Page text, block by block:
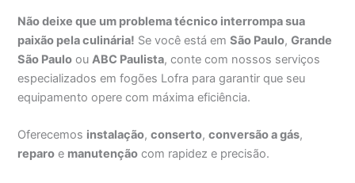
Não deixe que um problema técnico interrompa sua
paixão pela culinária! Se você está emSão Paulo,Grande
São Paulo ouABC Paulista, conte com nossos serviços
especializados em fogões Lofra para garantir que seu
equipamento opere com máxima eficiência.
Oferecemos instalação,conserto,conversão a gás,
reparo e manutenção com rapidez e precisão.